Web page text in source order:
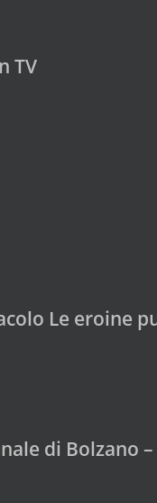
TV
Le eroine
di Bolzano –